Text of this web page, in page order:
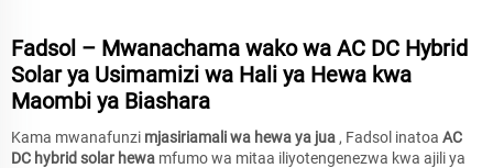
Fadsol – Mwanachama wako wa AC DC Hybrid
Solar ya Usimamizi wa Hali ya Hewa kwa
Maombi ya Biashara
Kama mwanafunzi mjasiriamali wa hewa ya jua , Fadsol inatoa AC
DC hybrid solar hewa mfumo wa mitaa iliyotengenezwa kwa ajili ya